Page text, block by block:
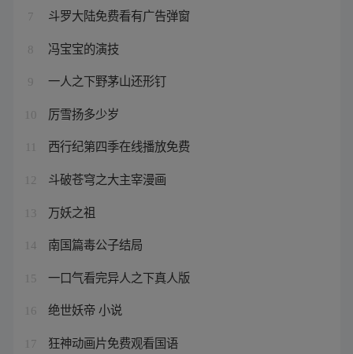
7 斗罗大陆免费看有广告弹窗
8 冯宝宝的演技
9 一人之下野茅山还形钉
10 厉雪扬多少岁
西行纪第四季在线播放免费
12 斗破苍穹之大主宰漫画
13 万妖之祖
14 南国篇毒公子结局
15 一口气看完异人之下真人版
16 绝世妖帝 小说
17 狂神动画片免费观看国语